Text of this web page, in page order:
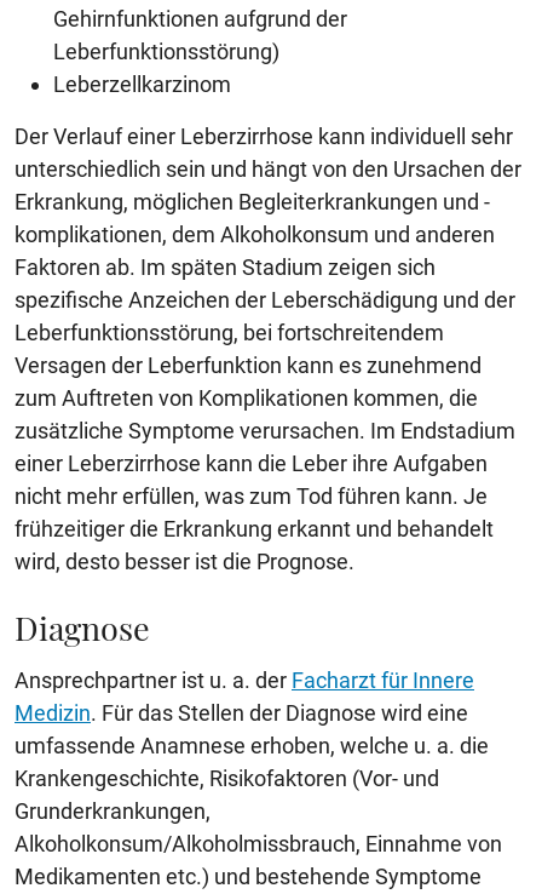
Gehirnfunktionen aufgrund der
Leberfunktionsstörung)
Leberzellkarzinom
Der Verlauf einer Leberzirrhose kann individuell sehr
unterschiedlich sein und hängt von den Ursachen der
Erkrankung, möglichen Begleiterkrankungen und -
komplikationen, dem Alkoholkonsum und anderen
Faktoren ab. Im späten Stadium zeigen sich
spezifische Anzeichen der Leberschädigung und der
Leberfunktionsstörung, bei fortschreitendem
Versagen der Leberfunktion kann es zunehmend
zum Auftreten von Komplikationen kommen, die
zusätzliche Symptome verursachen. Im Endstadium
einer Leberzirrhose kann die Leber ihre Aufgaben
nicht mehr erfüllen, was zum Tod führen kann. Je
frühzeitiger die Erkrankung erkannt und behandelt
wird, desto besser ist die Prognose.
Diagnose
Ansprechpartner ist u. a. der Facharzt für Innere
Medizin. Für das Stellen der Diagnose wird eine
umfassende Anamnese erhoben, welche u. a. die
Krankengeschichte, Risikofaktoren (Vor- und
Grunderkrankungen,
Alkoholkonsum/Alkoholmissbrauch, Einnahme von
Medikamenten etc.) und bestehende Symptome